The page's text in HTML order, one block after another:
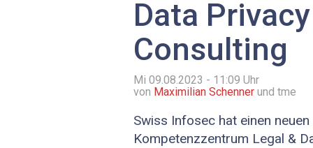
Data Privacy
Consulting
Mi 09.08.2023 - 11:09 Uhr
von Maximilian Schenner und tme
Swiss Infosec hat einen
Kompetenzzentrum Legal &